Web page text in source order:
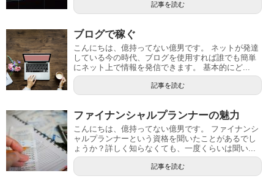
記事を読む
ブログで稼ぐ
こんにちは、億持ってない億男です。 ネットが発達
している今の時代、ブログを使用すれば誰でも簡単
にネット上で情報を発信できます。 基本的にど...
記事を読む
ファイナンシャルプランナーの魅力
こんにちは、億持ってない億男です。 ファイナンシ
ャルプランナーという資格を聞いたことがあるでし
ょうか？詳しく知らなくても、一度くらいは聞い...
記事を読む